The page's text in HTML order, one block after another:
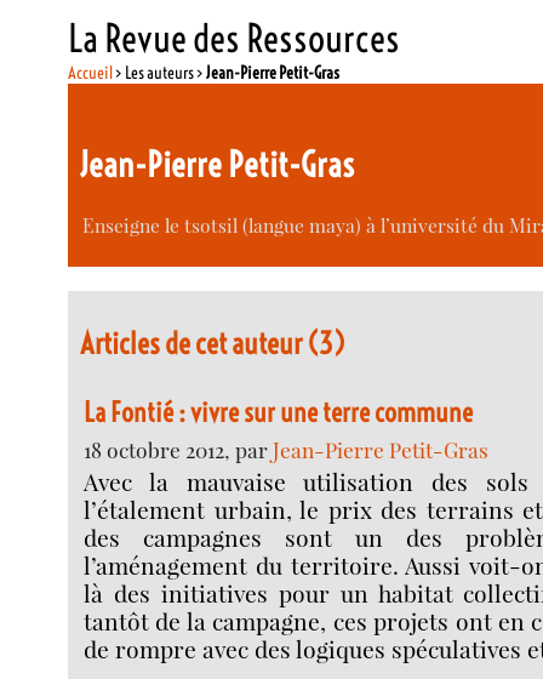
La Revue des Ressources
Accueil> Les auteurs >Jean-Pierre Petit-Gras
Jean-Pierre Petit-Gras
Enseigne le tsotsil (langue maya) à l’université du
Articles de cet auteur (3)
La Fontié : vivre sur une terre commune
18 octobre 2012, parJean-Pierre Petit-Gras
Avec la mauvaise utilisation des sols
l’étalement urbain, le prix des terrains
des campagnes sont un des
l’aménagement du territoire. Aussi voit-
là des initiatives pour un habitat
tantôt de la campagne, ces projets ont en
de rompre avec des logiques spéculatives